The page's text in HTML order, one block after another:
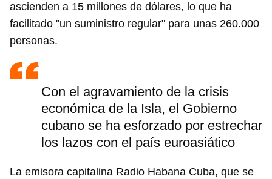
ascienden a 15 millones de dólares, lo que ha
facilitado "un suministro regular" para unas 260.000
personas.
Con el agravamiento de la crisis
económica de la Isla, el Gobierno
cubano se ha esforzado por estrechar
los lazos con el país euroasiático
La emisora capitalina Radio Habana Cuba, que se